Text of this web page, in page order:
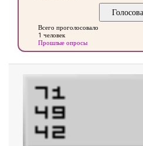
Всего проголосовало
1 человек
Прошлые опросы